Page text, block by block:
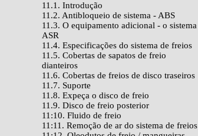
11.1. Introdução
11.2. Antibloqueio de sistema - ABS
11.3. O equipamento adicional - o sistema
ASR
11.4. Especificações do sistema de freios
11.5. Cobertas de sapatos de freio
dianteiros
11.6. Cobertas de freios de disco traseiros
11.7. Suporte
11.8. Expeça o disco de freio
11.9. Disco de freio posterior
11:10. Fluido de freio
11:11. Remoção de ar do sistema de freios